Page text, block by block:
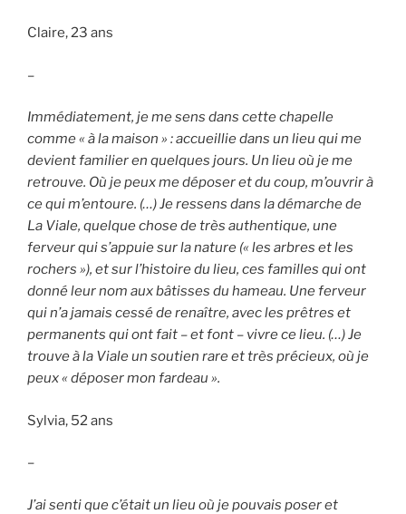
Claire, 23 ans
–
Immédiatement, je me sens dans cette chapelle
comme « à la maison » : accueillie dans un lieu qui me
devient familier en quelques jours. Un lieu où je me
retrouve. Où je peux me déposer et du coup, m’ouvrir à
ce qui m’entoure. (…) Je ressens dans la démarche de
La Viale, quelque chose de très authentique, une
ferveur qui s’appuie sur la nature (« les arbres et les
rochers »), et sur l’histoire du lieu, ces familles qui ont
donné leur nom aux bâtisses du hameau. Une ferveur
qui n’a jamais cessé de renaître, avec les prêtres et
permanents qui ont fait – et font – vivre ce lieu. (…) Je
trouve à la Viale un soutien rare et très précieux, où je
peux « déposer mon fardeau ».
Sylvia, 52 ans
–
J’ai senti que c’était un lieu où je pouvais poser et